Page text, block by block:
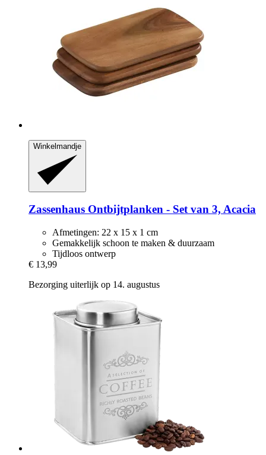
Winkelmandje
Zassenhaus Ontbijtplanken -​ Set van 3, Acacia
Afmetingen: 22 x 15 x 1 cm
Gemakkelijk schoon te maken & duurzaam
Tijdloos ontwerp
€ 13,99
Bezorging uiterlijk op 14. augustus